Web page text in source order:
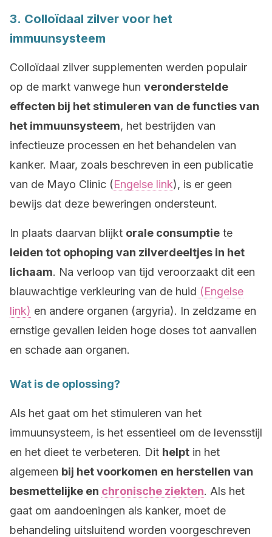
3. Colloïdaal zilver voor het
immuunsysteem
Colloïdaal zilver supplementen werden populair
op de markt vanwege hun veronderstelde
effecten bij het stimuleren van de functies van
het immuunsysteem, het bestrijden van
infectieuze processen en het behandelen van
kanker. Maar, zoals beschreven in een publicatie
van de Mayo Clinic (Engelse link), is er geen
bewijs dat deze beweringen ondersteunt.
In plaats daarvan blijkt orale consumptie te
leiden tot ophoping van zilverdeeltjes in het
lichaam. Na verloop van tijd veroorzaakt dit een
blauwachtige verkleuring van de huid (Engelse
link) en andere organen (argyria). In zeldzame en
ernstige gevallen leiden hoge doses tot aanvallen
en schade aan organen.
Wat is de oplossing?
Als het gaat om het stimuleren van het
immuunsysteem, is het essentieel om de levensstijl
en het dieet te verbeteren. Dit helpt in het
algemeen bij het voorkomen en herstellen van
besmettelijke en chronische ziekten. Als het
gaat om aandoeningen als kanker, moet de
behandeling uitsluitend worden voorgeschreven